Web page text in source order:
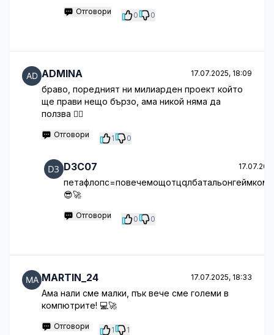
Отговори 0 0
ADMINA 17.07.2025, 18:09
браво, поредният ни милиарден проект който
ще прави нещо бързо, ама никой няма да
ползва 🤷‍♂️
Отговори 1 0
D3C07
😎🚀
Отговори 0 0
MARTIN_24 17.07.2025, 18:33
Ама нали сме малки, пък вече сме големи в
компютрите! 💻🚀
Отговори 1 1